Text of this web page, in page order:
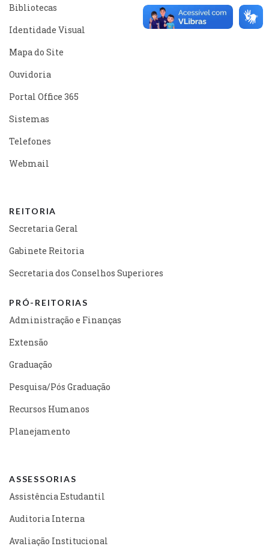
Bibliotecas
Identidade Visual
Mapa do Site
Ouvidoria
Portal Office 365
Sistemas
Telefones
Webmail
REITORIA
Secretaria Geral
Gabinete Reitoria
Secretaria dos Conselhos Superiores
PRÓ-REITORIAS
Administração e Finanças
Extensão
Graduação
Pesquisa/Pós Graduação
Recursos Humanos
Planejamento
ASSESSORIAS
Assistência Estudantil
Auditoria Interna
Avaliação Institucional